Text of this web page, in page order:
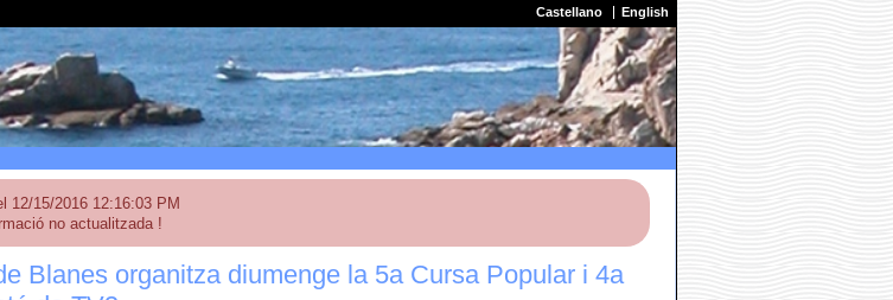
Castellano English
12/15/2016 12:16:03 PM
no actualitzada !
Blanes organitza diumenge la 5a Cursa Popular i 4a